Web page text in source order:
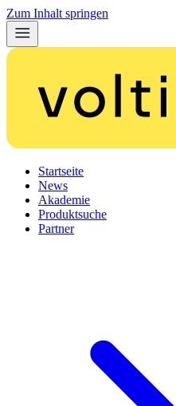
Zum Inhalt springen
Startseite
News
Akademie
Produktsuche
Partner